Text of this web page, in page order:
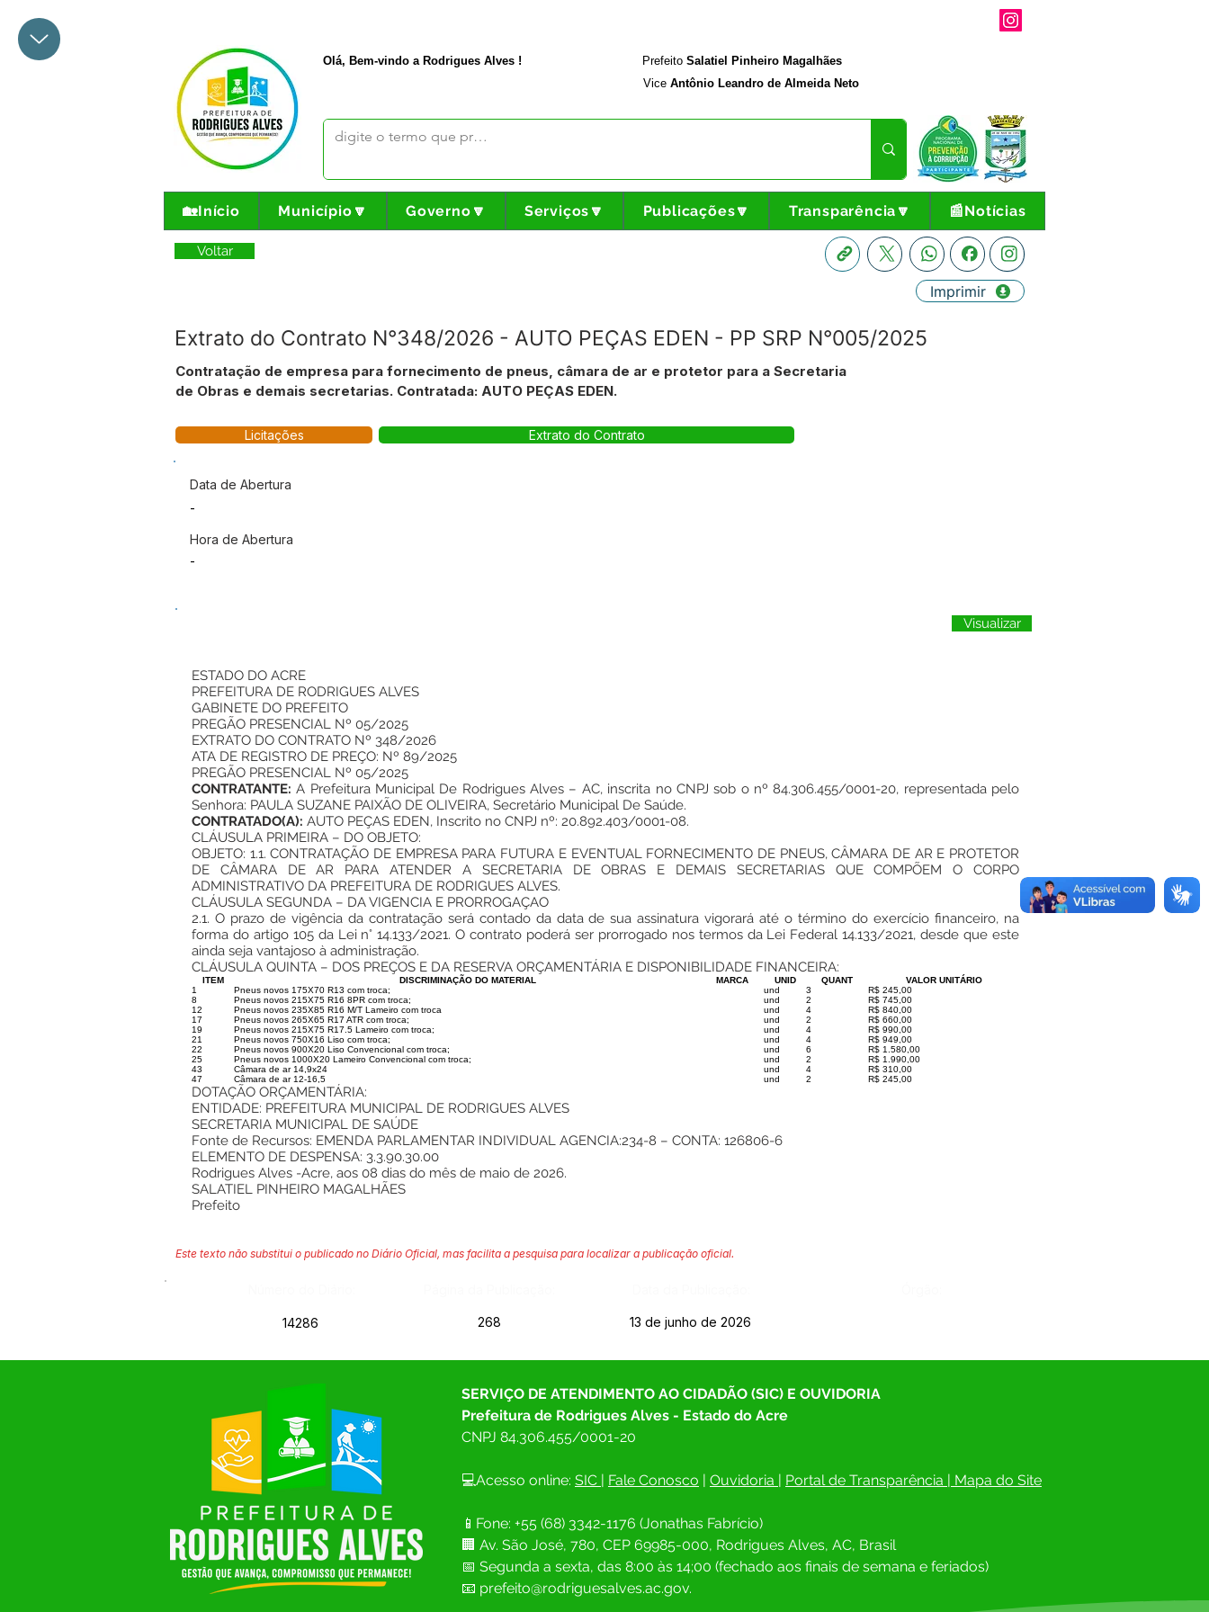
Olá, Bem-vindo a Rodrigues Alves ! Prefeito Salatiel Pinheiro Magalhães
Vice Antônio Leandro de Almeida Neto
🏡Início Município🔽 Governo🔽 Serviços🔽 Publicações🔽 Transparência🔽 📰Notícias
Voltar
Extrato do Contrato N°348/2026 - AUTO PEÇAS EDEN - PP SRP N°005/2025
Imprimir
Contratação de empresa para fornecimento de pneus, câmara de ar e protetor para a Secretaria
de Obras e demais secretarias. Contratada: AUTO PEÇAS EDEN.
Licitações Extrato do Contrato
Data de Abertura
-
Hora de Abertura
-
Visualizar
ESTADO DO ACRE
PREFEITURA DE RODRIGUES ALVES
GABINETE DO PREFEITO
PREGÃO PRESENCIAL Nº 05/2025
EXTRATO DO CONTRATO Nº 348/2026
ATA DE REGISTRO DE PREÇO: Nº 89/2025
PREGÃO PRESENCIAL Nº 05/2025
CONTRATANTE: A Prefeitura Municipal De Rodrigues Alves – AC, inscrita no CNPJ sob o nº 84.306.455/0001-20, representada pelo
Senhora: PAULA SUZANE PAIXÃO DE OLIVEIRA, Secretário Municipal De Saúde.
CONTRATADO(A): AUTO PEÇAS EDEN, Inscrito no CNPJ nº: 20.892.403/0001-08.
CLÁUSULA PRIMEIRA – DO OBJETO:
OBJETO: 1.1. CONTRATAÇÃO DE EMPRESA PARA FUTURA E EVENTUAL FORNECIMENTO DE PNEUS, CÂMARA DE AR E PROTETOR
DE CÂMARA DE AR PARA ATENDER A SECRETARIA DE OBRAS E DEMAIS SECRETARIAS QUE COMPÕEM O CORPO
ADMINISTRATIVO DA PREFEITURA DE RODRIGUES ALVES.
CLÁUSULA SEGUNDA – DA VIGENCIA E PRORROGAÇAO
2.1. O prazo de vigência da contratação será contado da data de sua assinatura vigorará até o término do exercício financeiro, na
forma do artigo 105 da Lei n° 14.133/2021. O contrato poderá ser prorrogado nos termos da Lei Federal 14.133/2021, desde que este
ainda seja vantajoso à administração.
CLÁUSULA QUINTA – DOS PREÇOS E DA RESERVA ORÇAMENTÁRIA E DISPONIBILIDADE FINANCEIRA:
ITEM DISCRIMINAÇÃO DO MATERIAL MARCA UNID QUANT
VALOR UNITÁRIO
1
Pneus novos 175X70 R13 com troca; und 3
R$ 245,00
8
Pneus novos 215X75 R16 8PR com troca; und 2
R$ 745,00
12
Pneus novos 235X85 R16 M/T Lameiro com troca und 4
R$ 840,00
17
Pneus novos 265X65 R17 ATR com troca; und 2
R$ 660,00
19
Pneus novos 215X75 R17.5 Lameiro com troca; und 4
R$ 990,00
21
Pneus novos 750X16 Liso com troca; und 4
R$ 949,00
22
Pneus novos 900X20 Liso Convencional com troca; und 6
R$ 1.580,00
25
Pneus novos 1000X20 Lameiro Convencional com troca; und 2
R$ 1.990,00
43
Câmara de ar 14,9x24 und 4
R$ 310,00
47
Câmara de ar 12-16,5 und 2 R$ 245,00
DOTAÇÃO ORÇAMENTÁRIA:
ENTIDADE: PREFEITURA MUNICIPAL DE RODRIGUES ALVES
SECRETARIA MUNICIPAL DE SAÚDE
Fonte de Recursos: EMENDA PARLAMENTAR INDIVIDUAL AGENCIA:234-8 – CONTA: 126806-6
ELEMENTO DE DESPENSA: 3.3.90.30.00
Rodrigues Alves -Acre, aos 08 dias do mês de maio de 2026.
SALATIEL PINHEIRO MAGALHÃES
Prefeito
Este texto não substitui o publicado no Diário Oficial, mas facilita a pesquisa para localizar a publicação oficial.
14286 268 13 de junho de 2026
SERVIÇO DE ATENDIMENTO AO CIDADÃO (SIC) E OUVIDORIA
Prefeitura de Rodrigues Alves - Estado do Acre
CNPJ 84.306.455/0001-20
💻Acesso online: SIC | Fale Conosco | Ouvidoria | Portal de Transparência | Mapa do Site
📱Fone: +55 (68) 3342-1176 (Jonathas Fabrício)
🏢 Av. São José, 780, CEP 69985-000, Rodrigues Alves, AC, Brasil
📅 Segunda a sexta, das 8:00 às 14;00 (fechado aos finais de semana e feriados)
📧 prefeito@rodriguesalves.ac.gov.